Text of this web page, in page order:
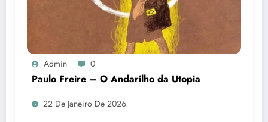
Admin 0
Paulo Freire – O Andarilho da Utopia
22 De Janeiro De 2026